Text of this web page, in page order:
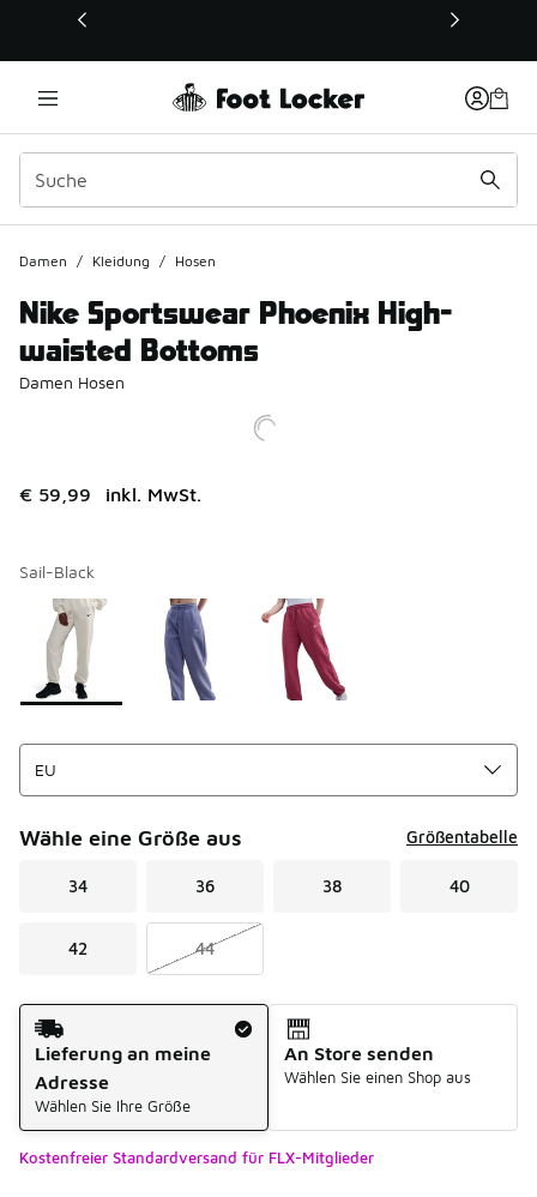
Dieser Link öffnet sich in einem neuen Fenster
Damen / Kleidung / Hosen
Nike Sportswear Phoenix High-
waisted Bottoms
Damen Hosen
€ 59,99 inkl. MwSt.
Sail-Black
Seite 1 von 1 zeigt die Farben 1 bis 3 von 3 an.
Bitte wählen Sie einen Stil aus*
Wähle eine Größe aus Größentabelle
34 36 38 40
42 44
Versandart
Lieferung an meine
Adresse
Wählen Sie Ihre Größe
An Store senden
Wählen Sie einen Shop aus
Kostenfreier Standardversand für FLX-Mitglieder